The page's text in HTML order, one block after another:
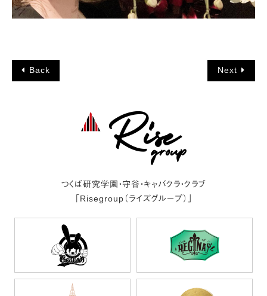
Back Next
つくば研究学園・守谷・キャバクラ・クラブ
「Risegroup（ライズグループ）」